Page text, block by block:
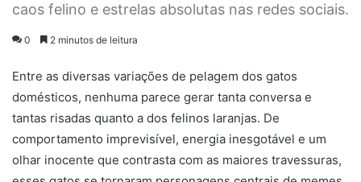
caos felino e estrelas absolutas nas redes sociais.
0 2 minutos de leitura
Entre as diversas variações de pelagem dos gatos
domésticos, nenhuma parece gerar tanta conversa e
tantas risadas quanto a dos felinos laranjas. De
comportamento imprevisível, energia inesgotável e um
olhar inocente que contrasta com as maiores travessuras,